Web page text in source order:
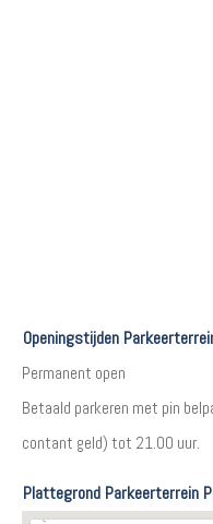
Openingstijden
Permanent open
Betaald parkeren met pin
contant geld) tot 21.00 uur.
Plattegrond Parkeerterrein